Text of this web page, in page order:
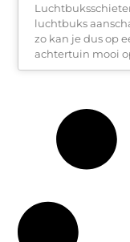
luchtbuks
zo kan je dus op
achtertuin mooi